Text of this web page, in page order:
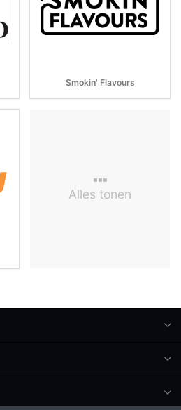
Smokin' Flavours
Alles tonen